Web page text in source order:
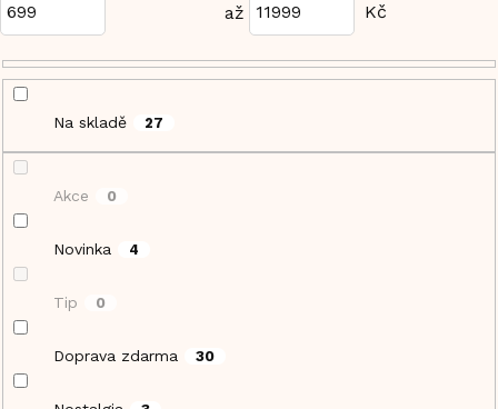
699 11999
Na skladě 27
Akce 0
Novinka 4
Tip 0
Doprava zdarma 30